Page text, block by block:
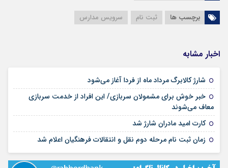
برچسب ها ثبت نام سرویس مدارس
اخبار مشابه
شارژ کالابرگ مرداد ماه از فردا آغاز می‌شود
خبر خوش برای مشمولان سربازی/ این افراد از خدمت سربازی
معاف می‌شوند
کارت امید مادران شارژ شد
زمان ثبت نام مرحله دوم نقل و انتقالات فرهنگیان اعلام شد